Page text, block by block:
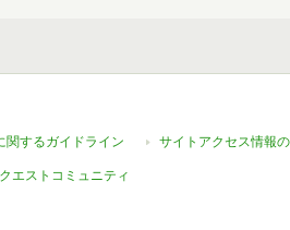
関するガイドライン サイトアクセス情報
エストコミュニティ